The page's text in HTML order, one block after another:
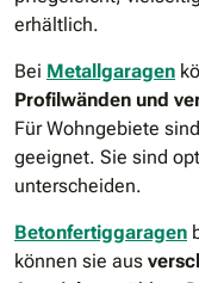
erhältlich.
Bei Metallgaragen
Profilwänden und
Für Wohngebiete sind
geeignet. Sie sind
unterscheiden.
Betonfertiggaragen
können sie aus